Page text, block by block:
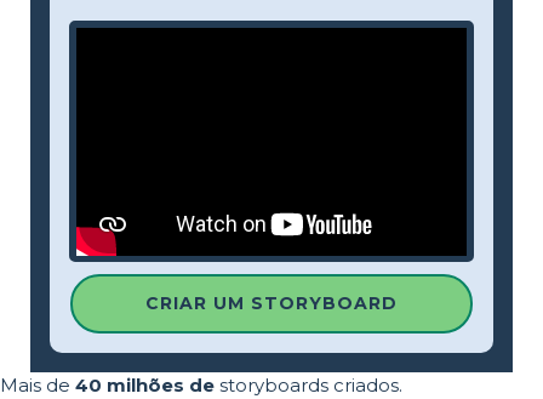
CRIAR UM STORYBOARD
Mais de 40 milhões de storyboards criados.